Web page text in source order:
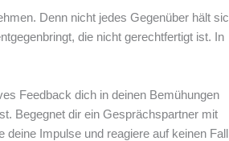
Denn nicht jedes Gegenüber hält
die nicht gerechtfertigt ist. In
Feedback dich in deinen Bemühungen
Begegnet dir ein Gesprächspartner mit
Impulse und reagiere auf keinen Fall